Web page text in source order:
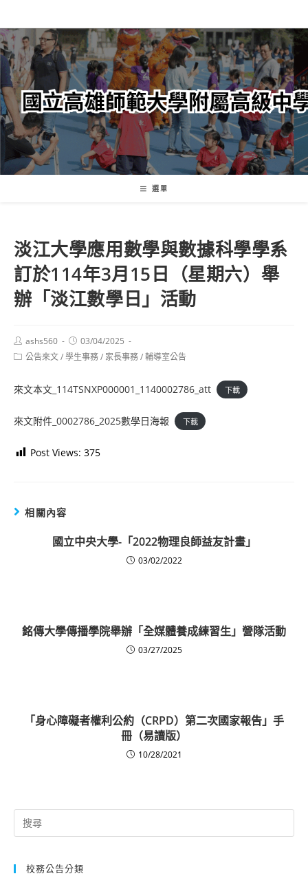
轉
至
主
內
容
選單
淡江大學應用數學與數據科學學系
訂於114年3月15日（星期六）舉
辦「淡江數學日」活動
Post
author:
ashs560
Post
published:
03/04/2025
Post公告來文/學生事務/ 家長事務/輔導室公告
來文本文_114TSNXP000001_1140002786_att 下載
來文附件_0002786_2025數學日海報 下載
Post Views: 375
相關內容
國立中央大學-「2022物理良師益友計畫」
03/02/2022
銘傳大學傳播學院舉辦「全媒體養成練習生」營隊活動
03/27/2025
「身心障礙者權利公約（CRPD）第二次國家報告」手
冊（易讀版）
10/28/2021
Search
for:
校務公告分類